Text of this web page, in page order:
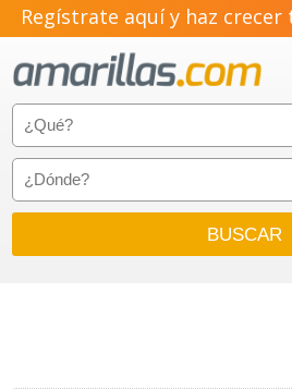
Regístrate aquí y haz crecer